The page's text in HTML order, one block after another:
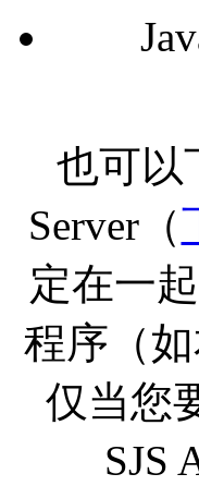
也可以
Server（
定在一
程序（
仅当您
SJS